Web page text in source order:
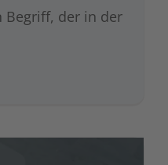
Begriff, der in der